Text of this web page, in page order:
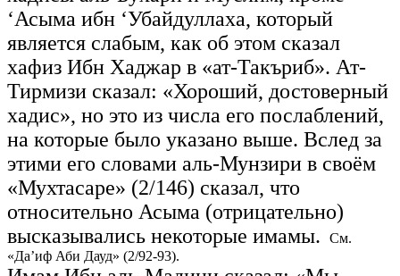
‘Асыма ибн ‘Убайдуллаха, который
является слабым, как об этом сказал
хафиз Ибн Хаджар в «ат-Такъриб». Ат-
Тирмизи сказал: «Хороший, достоверный
хадис», но это из числа его послаблений,
на которые было указано выше. Вслед за
этими его словами аль-Мунзири в своём
«Мухтасаре» (2/146) сказал, что
относительно Асыма (отрицательно)
высказывались некоторые имамы.
См.
«Да’иф Аби Дауд» (2/92-93).